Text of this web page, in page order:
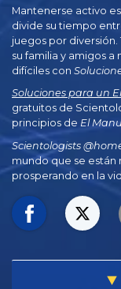
Mantenerse activo
divide su tiempo
juegos por
su familia y amigos
difíciles con
Soluciones para un
gratuitos de
principios de El
Scientologists
mundo que se están
prosperando en la